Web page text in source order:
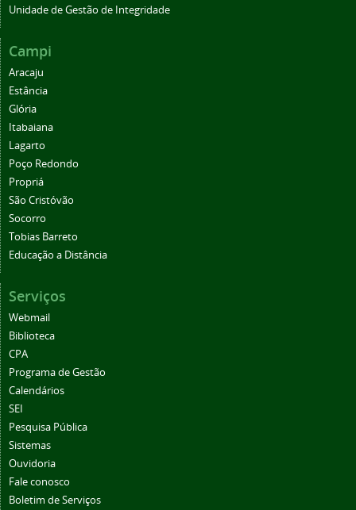
Unidade de Gestão de Integridade
Campi
Aracaju
Estância
Glória
Itabaiana
Lagarto
Poço Redondo
Propriá
São Cristóvão
Socorro
Tobias Barreto
Educação a Distância
Serviços
Webmail
Biblioteca
CPA
Programa de Gestão
Calendários
SEI
Pesquisa Pública
Sistemas
Ouvidoria
Fale conosco
Boletim de Serviços